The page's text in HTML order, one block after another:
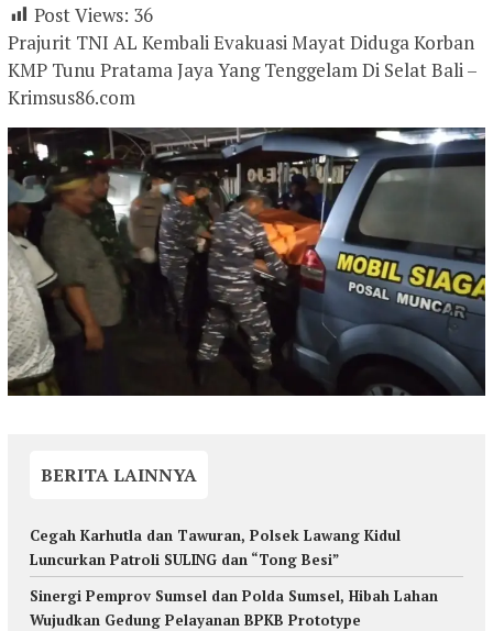
Post Views: 36
Prajurit TNI AL Kembali Evakuasi Mayat Diduga Korban
KMP Tunu Pratama Jaya Yang Tenggelam Di Selat Bali –
Krimsus86.com
BERITA LAINNYA
Cegah Karhutla dan Tawuran, Polsek Lawang Kidul
Luncurkan Patroli SULING dan “Tong Besi”
Sinergi Pemprov Sumsel dan Polda Sumsel, Hibah Lahan
Wujudkan Gedung Pelayanan BPKB Prototype